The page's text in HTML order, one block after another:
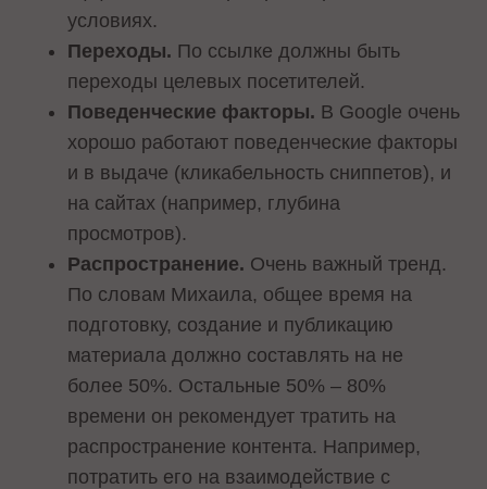
условиях.
Переходы. По ссылке должны быть
переходы целевых посетителей.
Поведенческие факторы. В Google очень
хорошо работают поведенческие факторы
и в выдаче (кликабельность сниппетов), и
на сайтах (например, глубина
просмотров).
Распространение. Очень важный тренд.
По словам Михаила, общее время на
подготовку, создание и публикацию
материала должно составлять на не
более 50%. Остальные 50% – 80%
времени он рекомендует тратить на
распространение контента. Например,
потратить его на взаимодействие с